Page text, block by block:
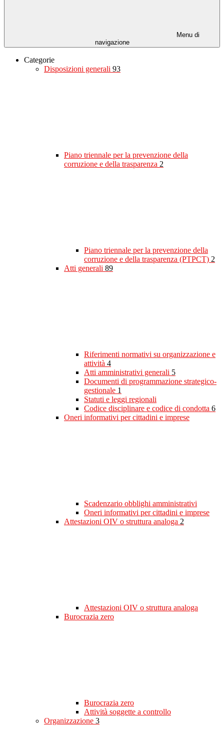
Menu di
navigazione
Categorie
Disposizioni generali 93
Piano triennale per la prevenzione della
corruzione e della trasparenza 2
Piano triennale per la prevenzione della
corruzione e della trasparenza (PTPCT) 2
Atti generali 89
Riferimenti normativi su organizzazione e
attività 4
Atti amministrativi generali 5
Documenti di programmazione strategico-
gestionale 1
Statuti e leggi regionali
Codice disciplinare e codice di condotta 6
Oneri informativi per cittadini e imprese
Scadenzario obblighi amministrativi
Oneri informativi per cittadini e imprese
Attestazioni OIV o struttura analoga 2
Attestazioni OIV o struttura analoga
Burocrazia zero
Burocrazia zero
Attività soggette a controllo
Organizzazione 3